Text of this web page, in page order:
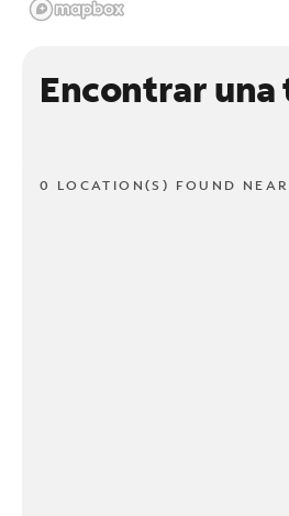
Encontrar una
0 LOCATION(S) FOUND